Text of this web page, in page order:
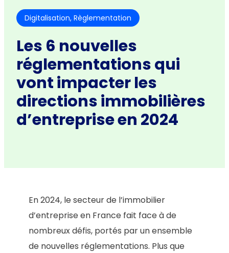
Digitalisation, Règlementation
Les 6 nouvelles
réglementations qui
vont impacter les
directions immobilières
d’entreprise en 2024
En 2024, le secteur de l’immobilier
d’entreprise en France fait face à de
nombreux défis, portés par un ensemble
de nouvelles réglementations. Plus que